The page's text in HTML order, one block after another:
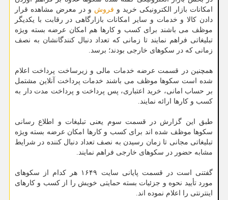
امکانات بازار الکترونیکی خرید و فروش و در معرض مشاهده قرار
دادن کالا و خدمات و سایر امکانات بازارگاهی در رقابت با یکدیگر
موظف می باشند برای کسب و کارها هم امکان عرضه بسته ویژه
تبلیغاتی فراهم نمایند تا زمانی که تعداد دنبال کنندگانشان به نصف
زمانی که در سکوهای خارجی بودند؛ برسد.
همچنین در قسمت عرضه خدمات مالی و زیرساخت پرداخت اعلام
شده است سکوها موظف می باشند خدمات پرداخت آنلاین مشتمل
بر حساب امانی، خرید اعتباری، پس پرداخت و پرداخت مدت دار به
کسب و کارها ارائه نمایند.
طبق این گزارش در قسمت سوم یعنی تبلیغات و اطلاع رسانی
سکوها موظف شده اند برای کسب و کارها امکان عرضه بسته ویژه
تبلیغاتی مجانی تا زمان رسیدن به نصف تعداد دنبال کننده در شرایط
مشابه حضور در سکوهای خارجی فراهم نمایند.
گفتنی است در قسمت پایانی سایت ۱۶۴۹ هر کدام از سکوهای
مورد تأیید نحوه و جزئیات بسته حمایتی خویش را از کسب و کارهای
اینترنتی را اعلام نموده اند.